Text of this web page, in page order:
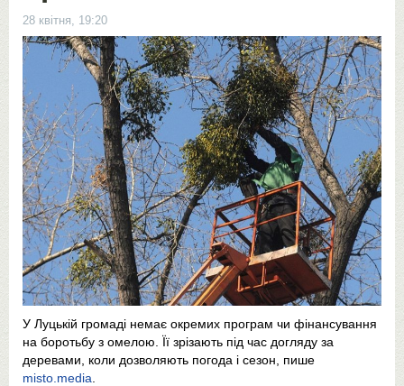
28 квітня, 19:20
У Луцькій громаді немає окремих програм чи фінансування
на боротьбу з омелою. Її зрізають під час догляду за
деревами, коли дозволяють погода і сезон, пише
misto.media